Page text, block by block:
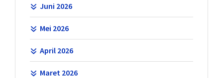
Juni 2026
Mei 2026
April 2026
Maret 2026